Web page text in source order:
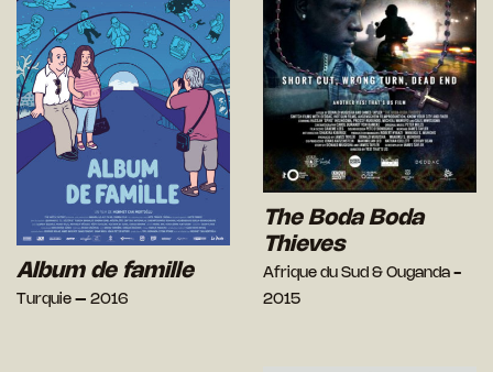
Album de famille
Turquie – 2016
The Boda Boda
Thieves
Afrique du Sud & Ouganda -
2015